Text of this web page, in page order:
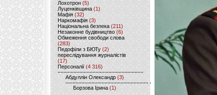
Лохотрон(5)
Луценківщина (1)
Мафія (32)
Наркомафія (3)
Національна безпека (211)
Незаконне будівництво(6)
Обмеження свободи слова
(283)
Педофіли з БЮТу (2)
переслідування журналістів
(17)
Персоналії (4 316)
Абдуллін Олександр (3)
Борзова Ірина(1)